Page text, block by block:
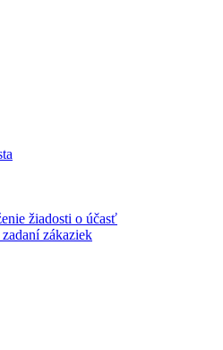
žiadosti o účasť
zákaziek